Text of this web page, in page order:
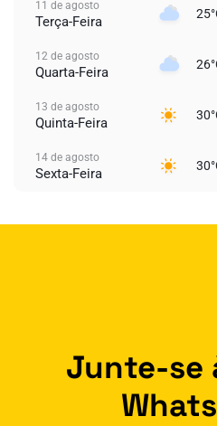
11 de agosto
Terça-Feira
12 de agosto
Quarta-Feira
13 de agosto
Quinta-Feira
14 de agosto
Sexta-Feira
Junte-se